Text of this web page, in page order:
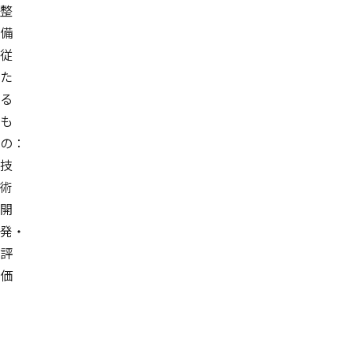
整
備
従
た
る
も
の：
技
術
開
発・
評
価